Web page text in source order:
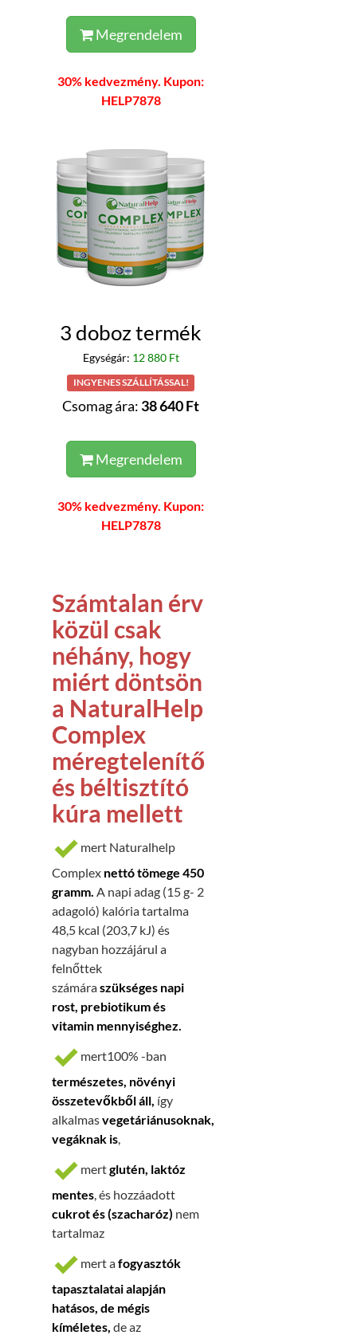
Megrendelem
30% kedvezmény. Kupon:
HELP7878
3 doboz termék
Egységár: 12 880 Ft
INGYENES SZÁLLÍTÁSSAL!
Csomag ára: 38 640 Ft
Megrendelem
30% kedvezmény. Kupon:
HELP7878
Számtalan érv
közül csak
néhány, hogy
miért döntsön
a NaturalHelp
Complex
méregtelenítő
és béltisztító
kúra mellett
mert Naturalhelp
Complex nettó tömege 450
gramm. A napi adag (15 g- 2
adagoló) kalória tartalma
48,5 kcal (203,7 kJ) és
nagyban hozzájárul a
felnőttek
számáraszükséges napi
rost, prebiotikum és
vitamin mennyiséghez.
mert100% -ban
természetes, növényi
összetevőkből áll, így
alkalmasvegetáriánusoknak,
vegáknak is,
mertglutén, laktóz
mentes, és hozzáadott
cukrot és (szacharóz) nem
tartalmaz
mert afogyasztók
tapasztalatai alapján
hatásos, de mégis
kíméletes, deaz